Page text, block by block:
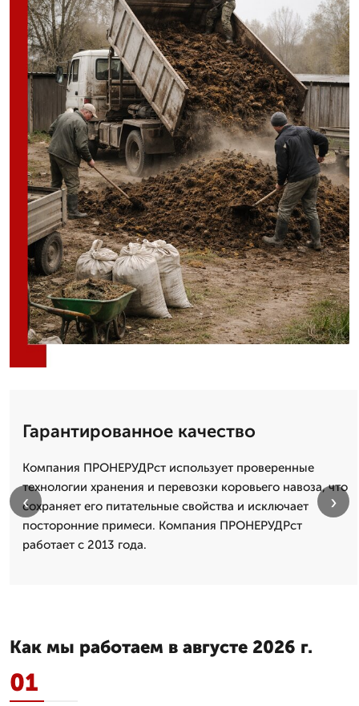
Гарантированное качество
Компания ПРОНЕРУДРст использует проверенные
технологии хранения и перевозки коровьего навоза, что
сохраняет его питательные свойства и исключает
посторонние примеси. Компания ПРОНЕРУДРст
работает с 2013 года.
‹ ›
Как мы работаем в августе 2026 г.
01